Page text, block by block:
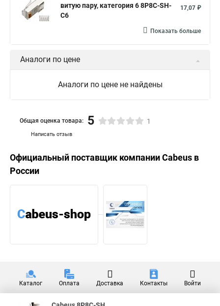
витую пару, категория 6 8P8C-SH-
C6
17,07 ₽
Показать больше
Аналоги по цене
Аналоги по цене не найдены
Написать отзыв
Общая оценка товара: 5 1
Официальный поставщик компанииCabeus в
России
Каталог Оплата Доставка Контакты Войти